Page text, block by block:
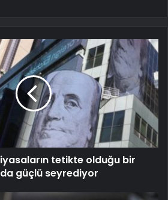
tetikte olduğu bir
güçlü seyrediyor